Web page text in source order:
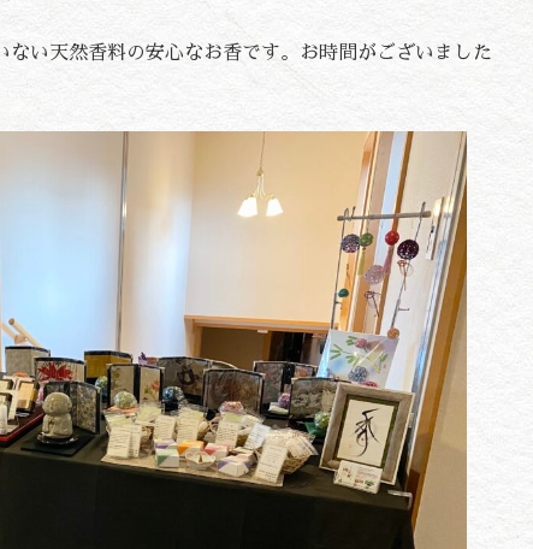
い天然香料の安心なお香です。お時間がございました